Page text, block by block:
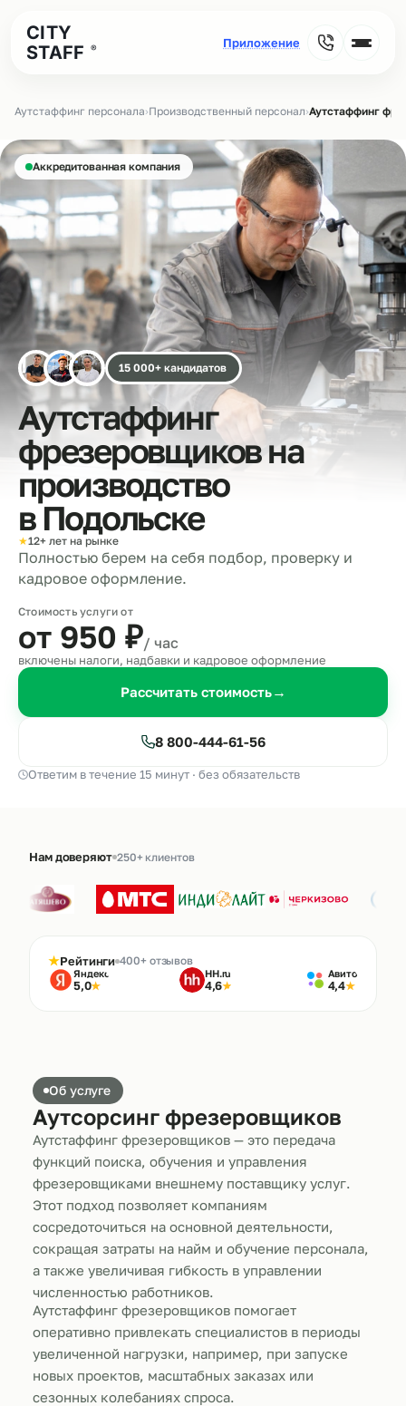
CITY
STAFF
®
Аутстаффинг персонала›Производственный персонал›Аутстаффинг
Аккредитованная компания
15 000+ кандидатов
Аутстаффинг
фрезеровщиков на
производство
вПодольске
★12+ лет на рынке
Полностью берем на себя подбор, проверку и
кадровое оформление.
Стоимость услуги от
от 950 ₽/ час
включены налоги, надбавки и кадровое оформление
Рассчитать стоимость→
8 800-444-61-56
Ответим в течение 15 минут · без обязательств
Нам доверяют 250+ клиентов
★Рейтинги 400+ отзывов
Яндекс
5,0★
HH.ru
4,6★
Авито
4,4★
Об услуге
Аутсорсинг фрезеровщиков
Аутстаффинг фрезеровщиков — это передача
функций поиска, обучения и управления
фрезеровщиками внешнему поставщику услуг.
Этот подход позволяет компаниям
сосредоточиться на основной деятельности,
сокращая затраты на найм и обучение персонала,
а также увеличивая гибкость в управлении
численностью работников.
Аутстаффинг фрезеровщиков помогает
оперативно привлекать специалистов в периоды
увеличенной нагрузки, например, при запуске
новых проектов, масштабных заказах или
сезонных колебаниях спроса.